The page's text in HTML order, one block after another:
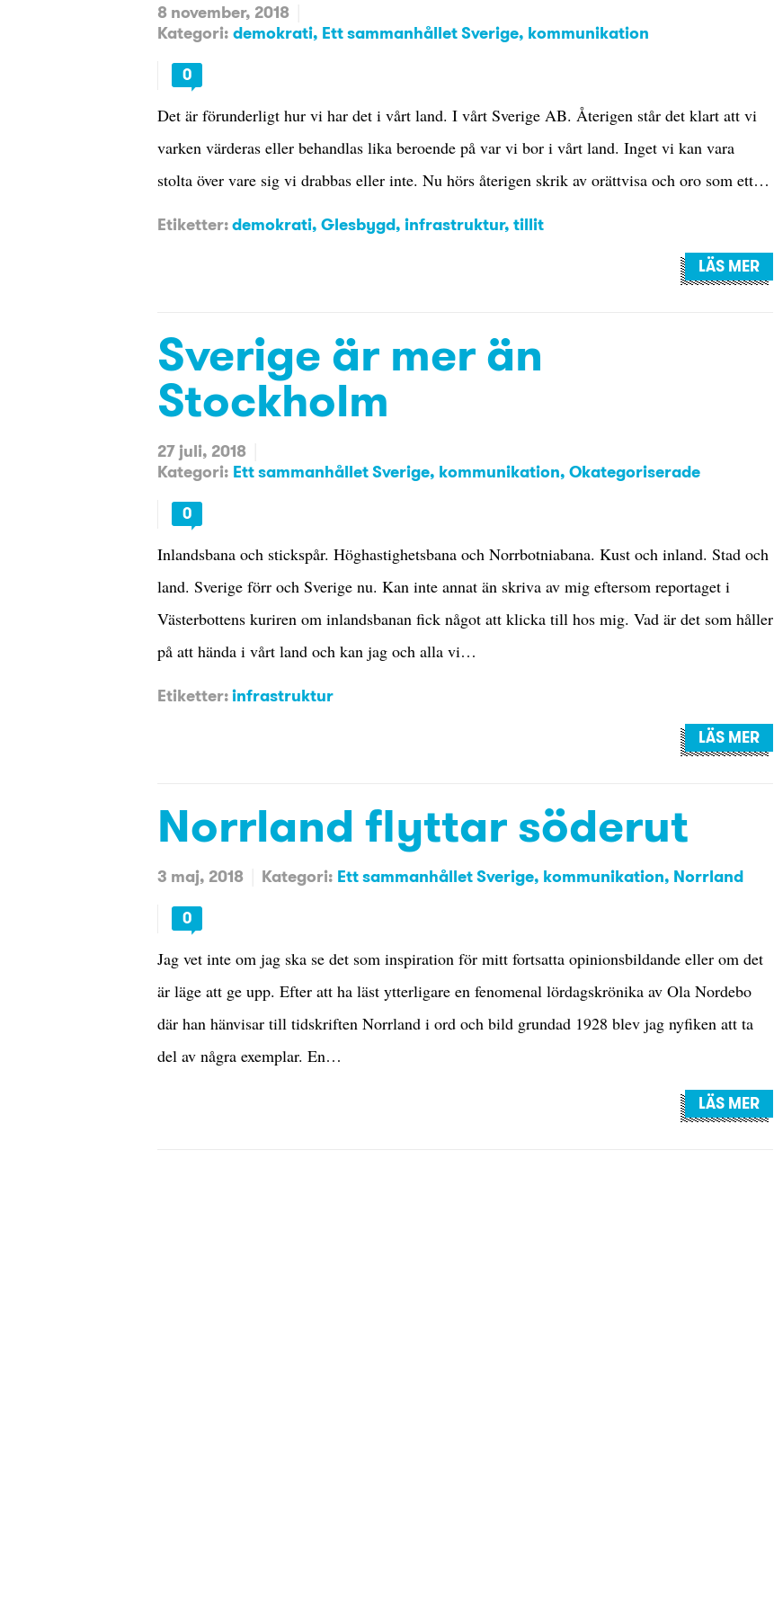
8 november, 2018
Kategori: demokrati Ett sammanhållet Sverige kommunikation
0
Det är förunderligt hur vi har det i vårt land. I vårt Sverige AB. Återigen står det klart att vi
varken värderas eller behandlas lika beroende på var vi bor i vårt land. Inget vi kan vara
stolta över vare sig vi drabbas eller inte. Nu hörs återigen skrik av orättvisa och oro som ett…
Etiketter:demokrati, Glesbygd, infrastruktur, tillit
LÄS MER
Sverige är mer än
Stockholm
27 juli, 2018
Kategori: Ett sammanhållet Sverige kommunikation Okategoriserade
0
Inlandsbana och stickspår. Höghastighetsbana och Norrbotniabana. Kust och inland. Stad och
land. Sverige förr och Sverige nu. Kan inte annat än skriva av mig eftersom reportaget i
Västerbottens kuriren om inlandsbanan fick något att klicka till hos mig. Vad är det som håller
på att hända i vårt land och kan jag och alla vi…
Etiketter:infrastruktur
LÄS MER
Norrland flyttar söderut
3 maj, 2018 Kategori: Ett sammanhållet Sverige kommunikation Norrland
0
Jag vet inte om jag ska se det som inspiration för mitt fortsatta opinionsbildande eller om det
är läge att ge upp. Efter att ha läst ytterligare en fenomenal lördagskrönika av Ola Nordebo
där han hänvisar till tidskriften Norrland i ord och bild grundad 1928 blev jag nyfiken att ta
del av några exemplar. En…
LÄS MER